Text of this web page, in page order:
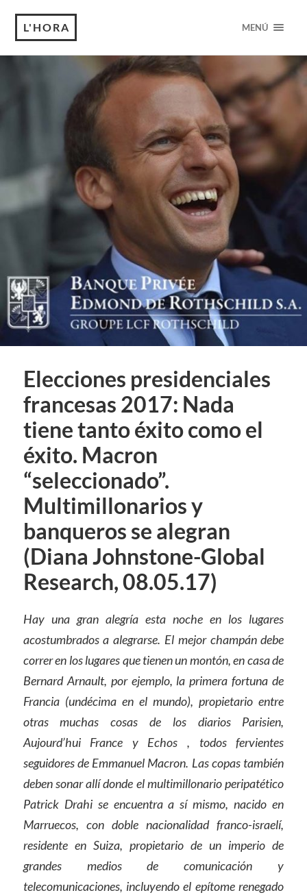
L'HORA MENÚ
Elecciones presidenciales
francesas 2017: Nada
tiene tanto éxito como el
éxito. Macron
“seleccionado”.
Multimillonarios y
banqueros se alegran
(Diana Johnstone-Global
Research, 08.05.17)
Hay una gran alegría esta noche en los lugares
acostumbrados a alegrarse. El mejor champán debe
correr en los lugares que tienen un montón, en casa de
Bernard Arnault, por ejemplo, la primera fortuna de
Francia (undécima en el mundo), propietario entre
otras muchas cosas de los diarios Parisien,
Aujourd’hui France y Echos , todos fervientes
seguidores de Emmanuel Macron. Las copas también
deben sonar allí donde el multimillonario peripatético
Patrick Drahi se encuentra a sí mismo, nacido en
Marruecos, con doble nacionalidad franco-israelí,
residente en Suiza, propietario de un imperio de
grandes medios de comunicación y
telecomunicaciones, incluyendo el epítome renegado